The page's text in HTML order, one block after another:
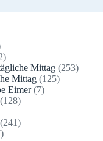
Mittag (253)
Mittag (125)
Eimer(7)
(241)